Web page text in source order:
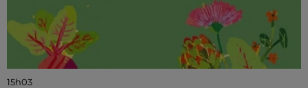
15h03